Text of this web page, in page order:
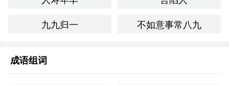
九九归一
不如意事常八九
成语组词